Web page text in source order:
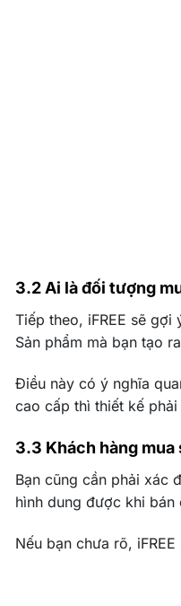
3.2 Ai là đối tượng
Tiếp theo, iFREE sẽ
Sản phẩm mà bạn tạo
Điều này có ý nghĩa
cao cấp thì thiết kế
3.3 Khách hàng mua
Bạn cũng cần phải xác
hình dung được khi
Nếu bạn chưa rõ,